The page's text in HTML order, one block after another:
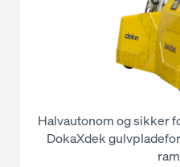
Halvautonom og sikker
DokaXdek